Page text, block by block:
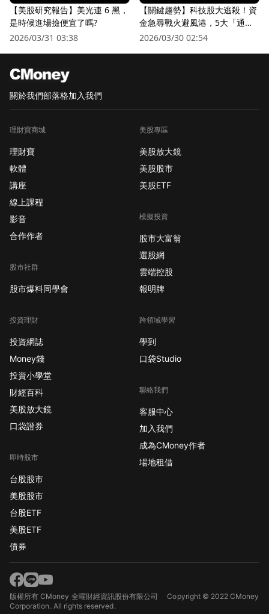
【美股研究報告】美光連 6 黑，
是時候進場撿便宜了嗎?
2026/03/31 03:38
【關鍵趨勢】科技股大逃殺！資
金急尋戰火避風港，5大「通訊
衛星股」逆勢狂飆
2026/03/30 02:54
關於我們部落格加入我們
理財寶商城
理財寶
軟體
講座
線上課程
影音
合作作者
股市社群
股市爆料同學會
投資理財
投資網誌
Money錢
投資小學堂
財經百科
美股放大鏡
口袋證券
即時股市
台股股市
美股股市
台股ETF
美股ETF
債券
美股專區
美股放大鏡
美股股市
美股ETF
模擬投資
股市大富翁
選股網
雲端控股
報明牌
跨領域學習
學到
口袋Studio
聯絡我們
客服中心
加入我們
成為CMoney作者
場地租借
版權所有 CMoney 全曜財經資訊股份有限公司Copyright © 2022 CMoney
Corporation. All rights reserved.